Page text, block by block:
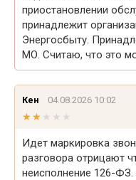
приостановлении
принадлежит
Энергосбыту.
МО. Считаю, что это
Кен 04.08.2026 10:02
★★★★★
★★★★★
Идет маркировка
разговора отрицают
неисполнение 126-ФЗ.